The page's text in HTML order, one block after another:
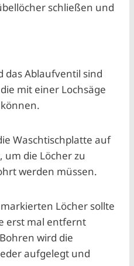
schließen und
das Ablaufventil sind
mit einer Lochsäge
Waschtischplatte auf
um die Löcher zu
werden müssen.
Löcher sollte
erst mal entfernt
wird die
aufgelegt und